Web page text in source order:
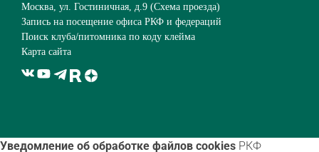
Москва, ул. Гостиничная, д.9 (Схема проезда)
Запись на посещение офиса РКФ и федераций
Поиск клуба/питомника по коду клейма
Карта сайта
Уведомление об обработке файлов cookies РКФ